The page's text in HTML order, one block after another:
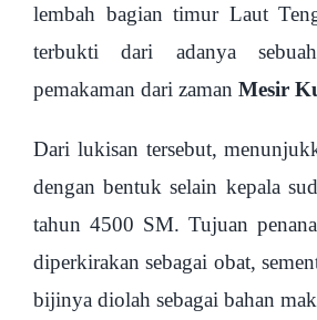
lembah bagian timur Laut
terbukti dari adanya
pemakaman dari zaman Mesir
Dari lukisan tersebut,
dengan bentuk selain kepala
tahun 4500 SM. Tujuan
diperkirakan sebagai obat,
bijinya diolah sebagai bahan